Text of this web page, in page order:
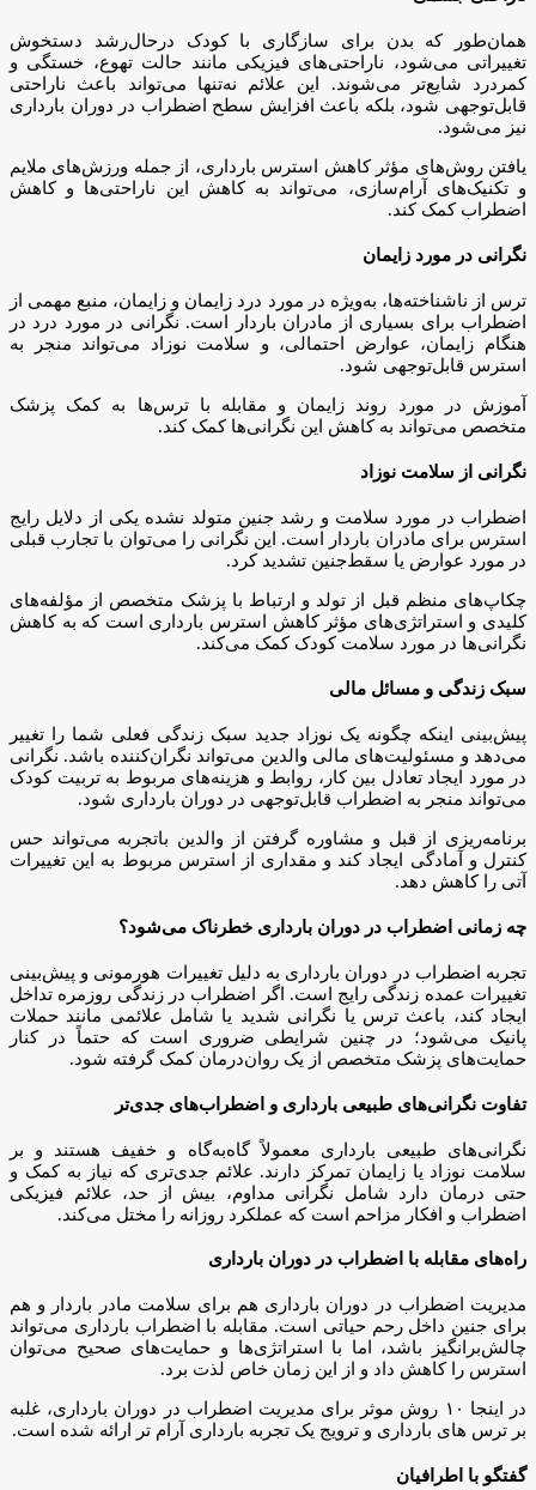
همان‌طور که بدن برای سازگاری با کودک درحال‌رشد دستخوش
تغییراتی می‌شود، ناراحتی‌های فیزیکی مانند حالت تهوع، خستگی و
کمردرد شایع‌تر می‌شوند. این علائم نه‌تنها می‌تواند باعث ناراحتی
قابل‌توجهی شود، بلکه باعث افزایش سطح اضطراب در دوران بارداری
نیز می‌شود.
یافتن روش‌های مؤثر کاهش استرس بارداری، از جمله ورزش‌های ملایم
و تکنیک‌های آرام‌سازی، می‌تواند به کاهش این ناراحتی‌ها و کاهش
اضطراب کمک کند.
نگرانی در مورد زایمان
ترس از ناشناخته‌ها، به‌ویژه در مورد درد زایمان و زایمان، منبع مهمی از
اضطراب برای بسیاری از مادران باردار است. نگرانی در مورد درد در
هنگام زایمان، عوارض احتمالی، و سلامت نوزاد می‌تواند منجر به
استرس قابل‌توجهی شود.
آموزش در مورد روند زایمان و مقابله با ترس‌ها به کمک پزشک
متخصص می‌تواند به کاهش این نگرانی‌ها کمک کند.
نگرانی از سلامت نوزاد
اضطراب در مورد سلامت و رشد جنین متولد نشده یکی از دلایل رایج
استرس برای مادران باردار است. این نگرانی را می‌توان با تجارب قبلی
در مورد عوارض یا سقط‌جنین تشدید کرد.
چکاپ‌های منظم قبل از تولد و ارتباط با پزشک متخصص از مؤلفه‌های
کلیدی و استراتژی‌های مؤثر کاهش استرس بارداری است که به کاهش
نگرانی‌ها در مورد سلامت کودک کمک می‌کند.
سبک زندگی و مسائل مالی
پیش‌بینی اینکه چگونه یک نوزاد جدید سبک زندگی فعلی شما را تغییر
می‌دهد و مسئولیت‌های مالی والدین می‌تواند نگران‌کننده باشد. نگرانی
در مورد ایجاد تعادل بین کار، روابط و هزینه‌های مربوط به تربیت کودک
می‌تواند منجر به اضطراب قابل‌توجهی در دوران بارداری شود.
برنامه‌ریزی از قبل و مشاوره گرفتن از والدین باتجربه می‌تواند حس
کنترل و آمادگی ایجاد کند و مقداری از استرس مربوط به این تغییرات
آتی را کاهش دهد.
چه زمانی اضطراب در دوران بارداری خطرناک می‌شود؟
تجربه اضطراب در دوران بارداری به دلیل تغییرات هورمونی و پیش‌بینی
تغییرات عمده زندگی رایج است. اگر اضطراب در زندگی روزمره تداخل
ایجاد کند، باعث ترس یا نگرانی شدید یا شامل علائمی مانند حملات
پانیک می‌شود؛ در چنین شرایطی ضروری است که حتماً در کنار
حمایت‌های پزشک متخصص از یک روان‌درمان کمک گرفته شود.
تفاوت نگرانی‌های طبیعی بارداری و اضطراب‌های جدی‌تر
نگرانی‌های طبیعی بارداری معمولاً گاه‌به‌گاه و خفیف هستند و بر
سلامت نوزاد یا زایمان تمرکز دارند. علائم جدی‌تری که نیاز به کمک و
حتی درمان دارد شامل نگرانی مداوم، بیش از حد، علائم فیزیکی
اضطراب و افکار مزاحم است که عملکرد روزانه را مختل می‌کند.
راه‌های مقابله با اضطراب در دوران بارداری
مدیریت اضطراب در دوران بارداری هم برای سلامت مادر باردار و هم
برای جنین داخل رحم حیاتی است. مقابله با اضطراب بارداری می‌تواند
چالش‌برانگیز باشد، اما با استراتژی‌ها و حمایت‌های صحیح می‌توان
استرس را کاهش داد و از این زمان خاص لذت برد.
در اینجا ۱۰ روش موثر برای مدیریت اضطراب در دوران بارداری، غلبه
بر ترس های بارداری و ترویج یک تجربه بارداری آرام تر ارائه شده است.
گفتگو با اطرافیان